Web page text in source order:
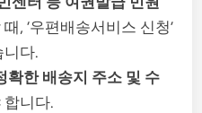
, ‘우편배송서비스 신청’
니다.
확한 배송지 주소 및 수
합니다.